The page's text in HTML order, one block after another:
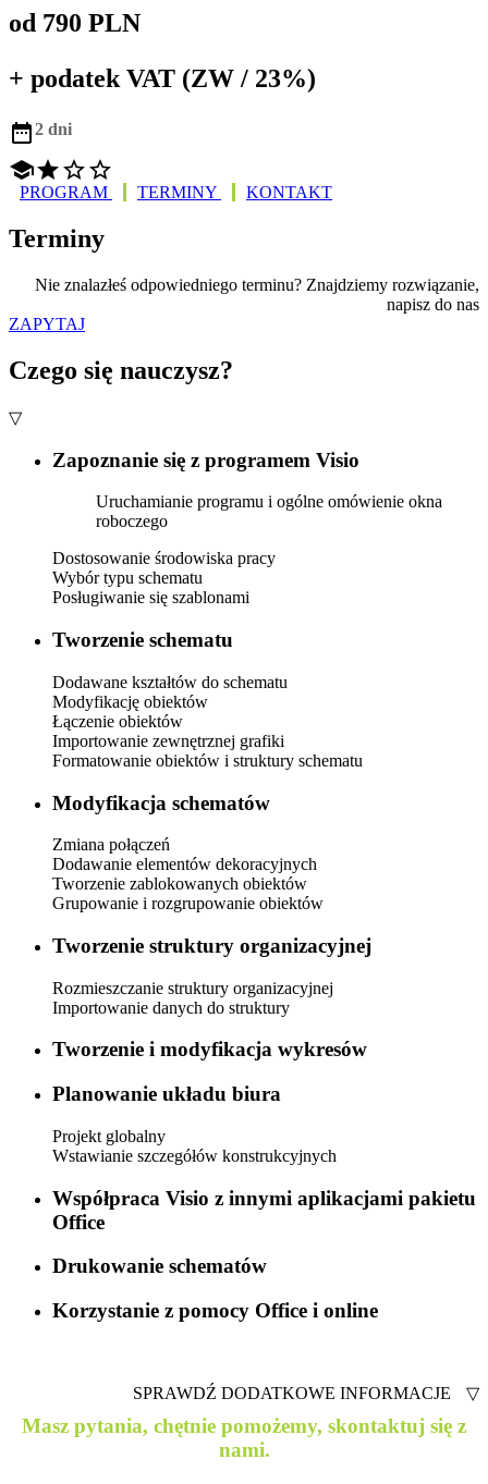
od 790 PLN
+ podatek VAT (ZW / 23%)
2 dni

PROGRAM TERMINY KONTAKT
Terminy
Nie znalazłeś odpowiedniego terminu? Znajdziemy rozwiązanie,
napisz do nas
ZAPYTAJ
Czego się nauczysz?
▽
Zapoznanie się z programem Visio
Uruchamianie programu i ogólne omówienie okna
roboczego
Dostosowanie środowiska pracy
Wybór typu schematu
Posługiwanie się szablonami
Tworzenie schematu
Dodawane kształtów do schematu
Modyfikację obiektów
Łączenie obiektów
Importowanie zewnętrznej grafiki
Formatowanie obiektów i struktury schematu
Modyfikacja schematów
Zmiana połączeń
Dodawanie elementów dekoracyjnych
Tworzenie zablokowanych obiektów
Grupowanie i rozgrupowanie obiektów
Tworzenie struktury organizacyjnej
Rozmieszczanie struktury organizacyjnej
Importowanie danych do struktury
Tworzenie i modyfikacja wykresów
Planowanie układu biura
Projekt globalny
Wstawianie szczegółów konstrukcyjnych
Współpraca Visio z innymi aplikacjami pakietu
Office
Drukowanie schematów
Korzystanie z pomocy Office i online
SPRAWDŹ DODATKOWE INFORMACJE ▽
Masz pytania, chętnie pomożemy, skontaktuj się z
nami.